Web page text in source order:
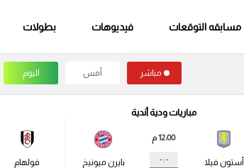
مسابقه التوقعات فيديوهات بطولات
مباشر أمس اليوم
مباريات ودية أندية
أستون فيلا
12:00 م
- : - بايرن ميونيخ فولهام